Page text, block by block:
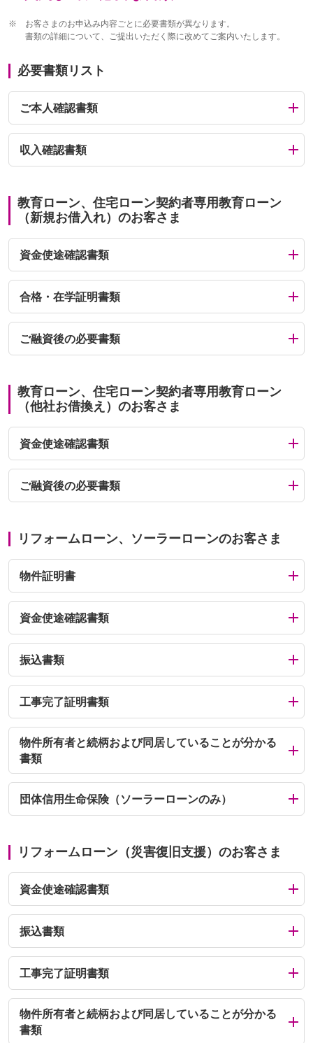
※
お客さまのお申込み内容ごとに必要書類が異なります。
書類の詳細について、ご提出いただく際に改めてご案内いたします。
必要書類リスト
ご本人確認書類
収入確認書類
教育ローン、住宅ローン契約者専用教育ローン
（新規お借入れ）のお客さま
資金使途確認書類
合格・在学証明書類
ご融資後の必要書類
教育ローン、住宅ローン契約者専用教育ローン
（他社お借換え）のお客さま
資金使途確認書類
ご融資後の必要書類
リフォームローン、ソーラーローンのお客さま
物件証明書
資金使途確認書類
振込書類
工事完了証明書類
物件所有者と続柄および同居していることが分かる
書類
団体信用生命保険（ソーラーローンのみ）
リフォームローン（災害復旧支援）のお客さま
資金使途確認書類
振込書類
工事完了証明書類
物件所有者と続柄および同居していることが分かる
書類